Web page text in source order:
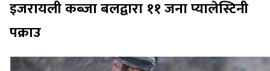
इजरायली कब्जा बलद्वारा ११ जना प्यालेस्टिनी
पक्राउ